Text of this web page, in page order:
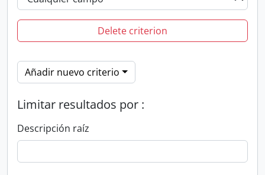
Delete criterion
Añadir nuevo criterio
Limitar resultados por :
Descripción raíz